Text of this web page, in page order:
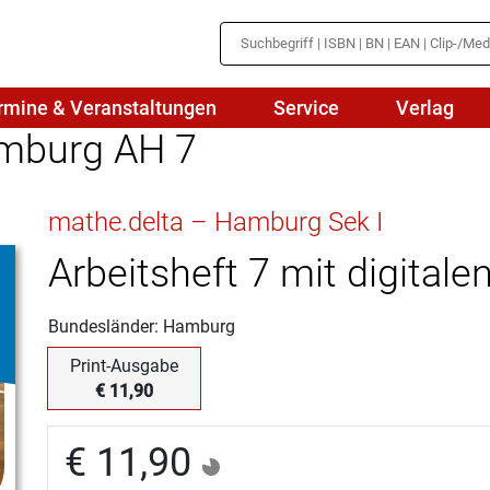
Medienbildung
Naturwissenschaften/NuT
Physik
Politik
Religion
& Veranstaltungen Service Verlag
AH 7
mathe.delta – Hamburg Sek I
Arbeitsheft 7 mit
Bundesländer: Hamburg
Print-Ausgabe
€ 11,90
€ 11,90